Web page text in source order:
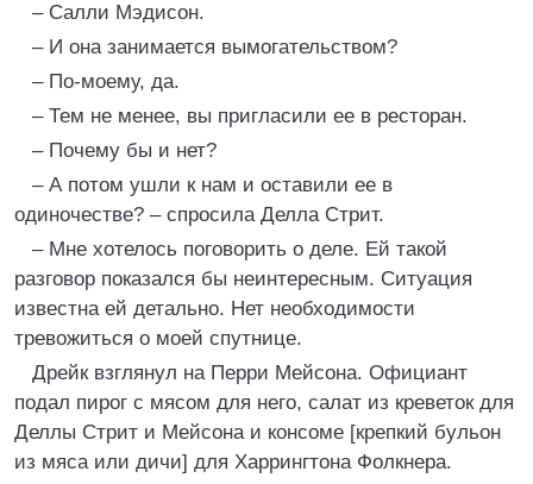
– Салли Мэдисон.
– И она занимается вымогательством?
– По-моему, да.
– Тем не менее, вы пригласили ее в ресторан.
– Почему бы и нет?
– А потом ушли к нам и оставили ее в
одиночестве? – спросила Делла Стрит.
– Мне хотелось поговорить о деле. Ей такой
разговор показался бы неинтересным. Ситуация
известна ей детально. Нет необходимости
тревожиться о моей спутнице.
Дрейк взглянул на Перри Мейсона. Официант
подал пирог с мясом для него, салат из креветок для
Деллы Стрит и Мейсона и консоме [крепкий бульон
из мяса или дичи] для Харрингтона Фолкнера.